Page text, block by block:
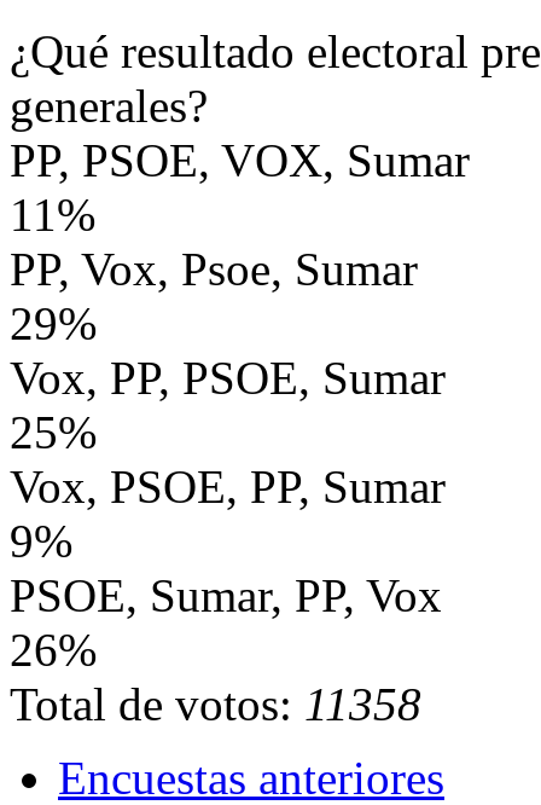
¿Qué resultado electoral
generales?
PP, PSOE, VOX, Sumar
11%
PP, Vox, Psoe, Sumar
29%
Vox, PP, PSOE, Sumar
25%
Vox, PSOE, PP, Sumar
9%
PSOE, Sumar, PP, Vox
26%
Total de votos: 11358
Encuestas anteriores